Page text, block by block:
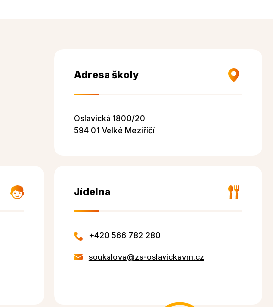
Adresa školy
Oslavická 1800/20
594 01 Velké Meziříčí
Jídelna
+420 566 782 280
soukalova@zs-oslavickavm.cz